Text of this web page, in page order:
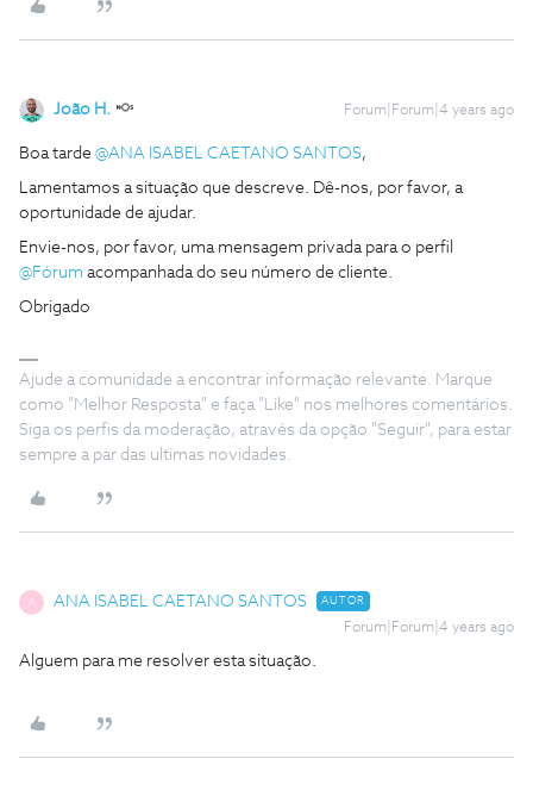
João H. Forum|Forum|4 years ago
Boa tarde @ANA ISABEL CAETANO SANTOS,
Lamentamos a situação que descreve. Dê-nos, por favor, a
oportunidade de ajudar.
Envie-nos, por favor, uma mensagem privada para o perfil
@Fórum acompanhada do seu número de cliente.
Obrigado
Ajude a comunidade a encontrar informação relevante. Marque
como "Melhor Resposta" e faça "Like" nos melhores comentários.
Siga os perfis da moderação, através da opção "Seguir", para estar
sempre a par das ultimas novidades.
A ANA ISABEL CAETANO SANTOS AUTOR
Forum|Forum|4 years ago
Alguem para me resolver esta situação.